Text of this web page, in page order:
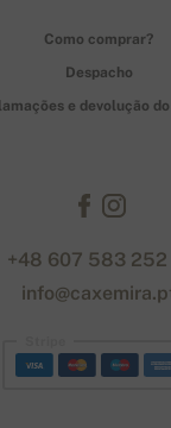
Como comprar?
Despacho
e devolução
+48 607 583 252